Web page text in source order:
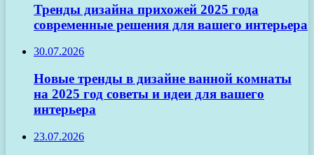
Тренды дизайна прихожей 2025 года
современные решения для вашего интерьера
30.07.2026
Новые тренды в дизайне ванной комнаты
на 2025 год советы и идеи для вашего
интерьера
23.07.2026